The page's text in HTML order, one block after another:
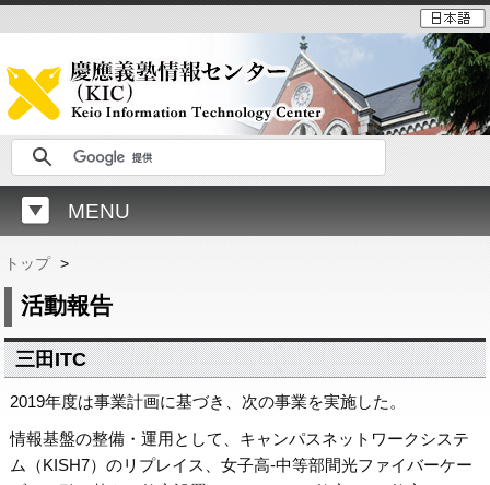
MENU
トップ >
活動報告
三田ITC
2019年度は事業計画に基づき、次の事業を実施した。
情報基盤の整備・運用として、キャンパスネットワークシステ
ム（KISH7）のリプレイス、女子高-中等部間光ファイバーケー